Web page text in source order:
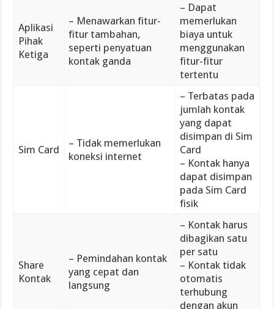
Aplikasi
Pihak
Ketiga
– Menawarkan fitur-
fitur tambahan,
seperti penyatuan
kontak ganda
– Dapat
memerlukan
biaya untuk
menggunakan
fitur-fitur
tertentu
Sim Card
– Tidak memerlukan
koneksi internet
– Terbatas pada
jumlah kontak
yang dapat
disimpan di Sim
Card
– Kontak hanya
dapat disimpan
pada Sim Card
fisik
Share
Kontak
– Pemindahan kontak
yang cepat dan
langsung
– Kontak harus
dibagikan satu
per satu
– Kontak tidak
otomatis
terhubung
dengan akun